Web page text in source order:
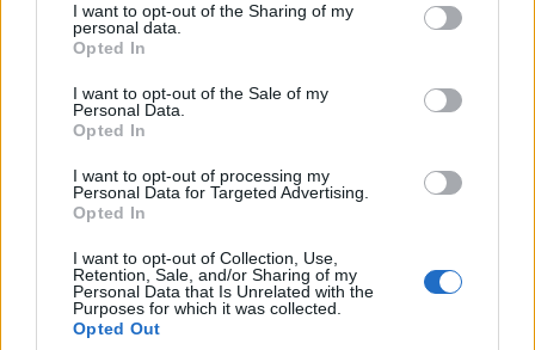
I want to opt-out of the Sharing of my
personal data.
Opted In
I want to opt-out of the Sale of my
Personal Data.
Opted In
I want to opt-out of processing my
Personal Data for Targeted Advertising.
Opted In
I want to opt-out of Collection, Use,
Retention, Sale, and/or Sharing of my
Personal Data that Is Unrelated with the
Purposes for which it was collected.
Opted Out
medvék pedig egy idő után
megelégelhetik, ha az ember ott
téblábol körülöttük.
A medvének három
prioritása van: táplálkozni,
szaporodni és túlélni a telet.
Nem az emberrel akar
foglalkozni”